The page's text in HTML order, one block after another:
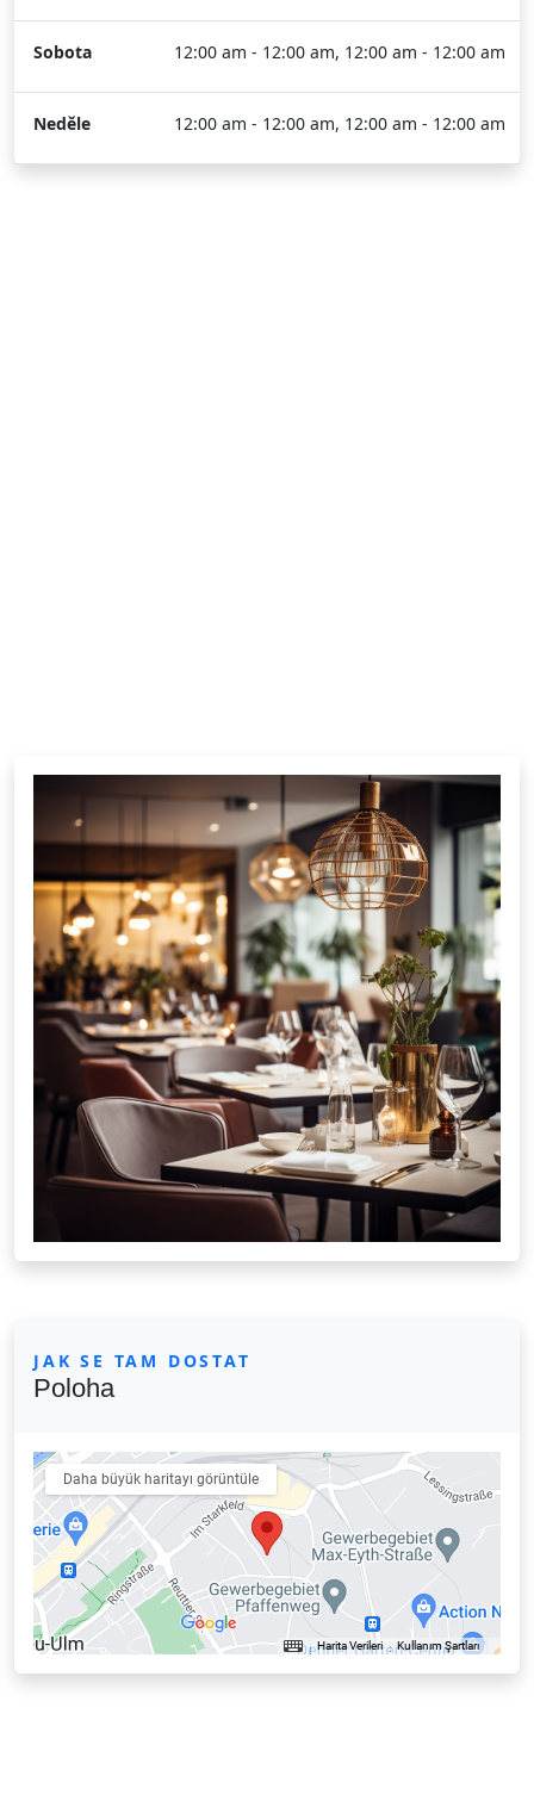
Sobota 12:00 am - 12:00 am, 12:00 am - 12:00 am
Neděle 12:00 am - 12:00 am, 12:00 am - 12:00 am
JAK SE TAM DOSTAT
Poloha